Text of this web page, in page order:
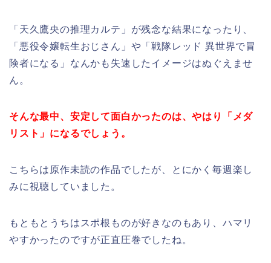
「天久鷹央の推理カルテ」が残念な結果になったり、
「悪役令嬢転生おじさん」や「戦隊レッド 異世界で冒
険者になる」なんかも失速したイメージはぬぐえませ
ん。
そんな最中、安定して面白かったのは、やはり「メダ
リスト」になるでしょう。
こちらは原作未読の作品でしたが、とにかく毎週楽し
みに視聴していました。
もともとうちはスポ根ものが好きなのもあり、ハマリ
やすかったのですが正直圧巻でしたね。